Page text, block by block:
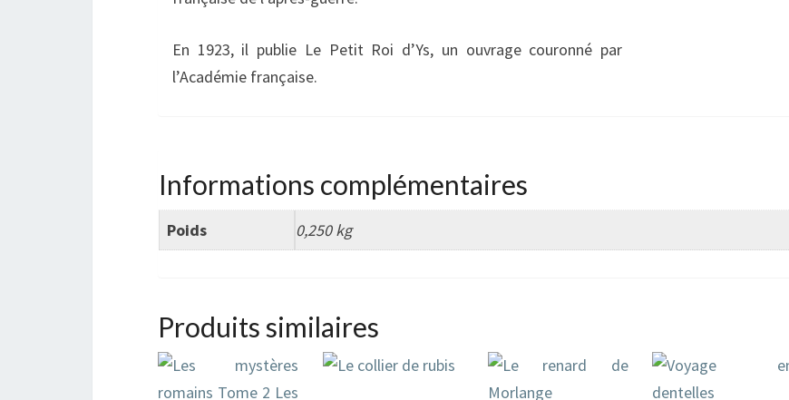
En 1923, il publie Le Petit Roi d’Ys, un ouvrage couronné par
l’Académie française.
Informations complémentaires
Poids 0,250 kg
Produits similaires